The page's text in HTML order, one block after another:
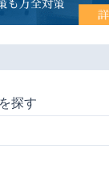
探す